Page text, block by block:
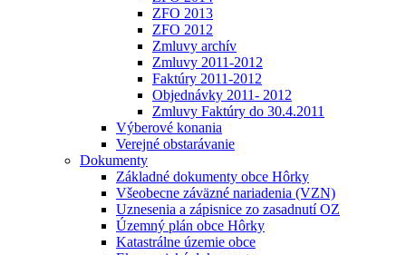
ZFO 2013
ZFO 2012
Zmluvy archív
Zmluvy 2011-2012
Faktúry 2011-2012
Objednávky 2011- 2012
Zmluvy Faktúry do 30.4.2011
Výberové konania
Verejné obstarávanie
Dokumenty
Základné dokumenty obce Hôrky
Všeobecne záväzné nariadenia (VZN)
Uznesenia a zápisnice zo zasadnutí OZ
Územný plán obce Hôrky
Katastrálne územie obce